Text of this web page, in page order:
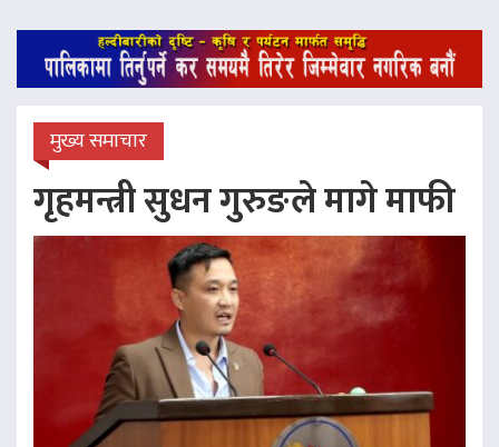
मुख्य समाचार
गृहमन्त्री सुधन गुरुङले मागे माफी